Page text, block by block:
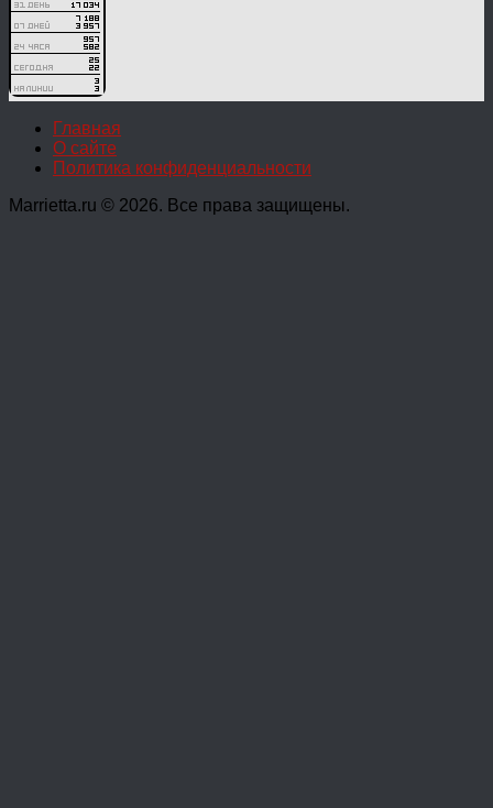
Главная
О сайте
Политика конфиденциальности
Marrietta.ru © 2026. Все права защищены.